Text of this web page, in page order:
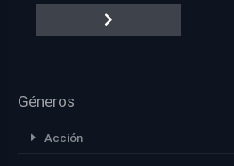
Géneros
Acción